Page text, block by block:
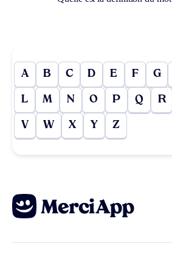
A B C D E F G
L M N O P Q R
V W X Y Z